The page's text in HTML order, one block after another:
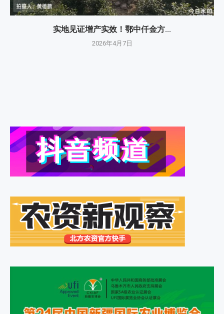
实地见证增产实效！鄂中仟金方...
2026年4月7日